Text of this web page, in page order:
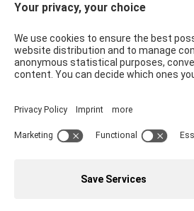
Hochwertige Kraftstoffe,
Versorgung für PKW und LKW,
Autowäsche, italienische
Kaffee&Snacks